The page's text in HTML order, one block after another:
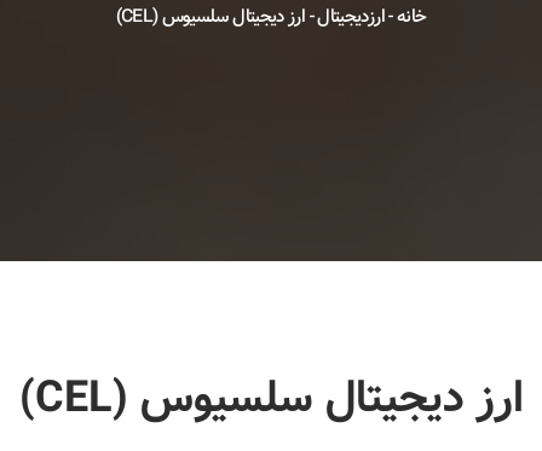
خانه-ارزدیجیتال-ارز دیجیتال سلسیوس (CEL)
ارز دیجیتال سلسیوس (CEL)